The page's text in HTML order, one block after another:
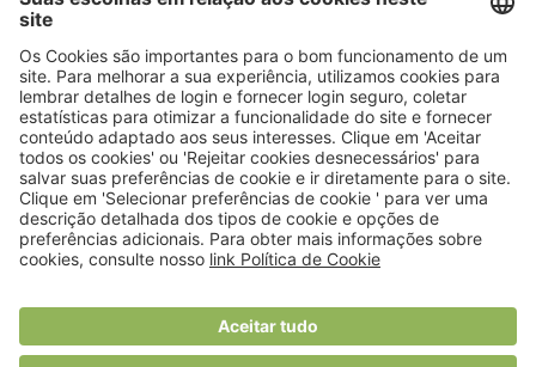
© 2018 Viver Saudável